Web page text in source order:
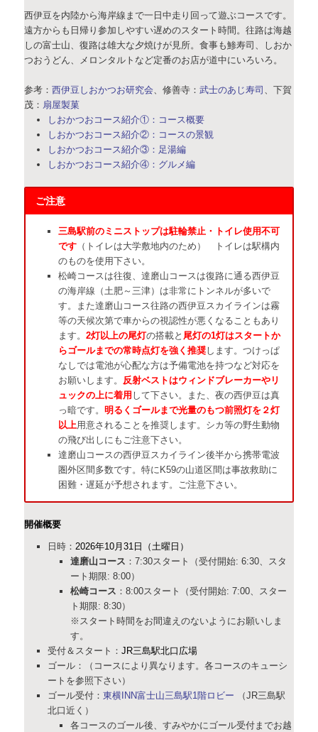
西伊豆を内陸から海岸線まで一日中走り回って遊ぶコースです。
遠方からも日帰り参加しやすい遅めのスタート時間。往路は海越
しの富士山、復路は雄大な夕焼けが見所。食事も鯵寿司、しおか
つおうどん、メロンタルトなど定番のお店が道中にいろいろ。
参考：西伊豆しおかつお研究会 、修善寺：武士のあじ寿司
、下賀
茂： 扇屋製菓
しおかつおコース紹介①：コース概要
しおかつおコース紹介②：コースの景観
しおかつおコース紹介③：足湯編
しおかつおコース紹介④：グルメ編
ご注意
三島駅前のミニストップは駐輪禁止・トイレ使用不可
です（トイレは大学敷地内のため） トイレは駅構内
のものを使用下さい。
松崎コースは往復、達磨山コースは復路に通る西伊豆
の海岸線（土肥～三津）は非常にトンネルが多いで
す。また達磨山コース往路の西伊豆スカイラインは霧
等の天候次第で車からの視認性が悪くなることもあり
ます。 2灯以上の尾灯の搭載と 尾灯の1灯はスタートか
らゴールまでの常時点灯を強く推奨します。つけっぱ
なしでは電池が心配な方は予備電池を持つなど対応を
お願いします。 反射ベストはウィンドブレーカーやリ
ュックの上に着用 して下さい。また、夜の西伊豆は真
っ暗です。 明るくゴールまで光量のもつ前照灯を２灯
以上用意されることを推奨します。シカ等の野生動物
の飛び出しにもご注意下さい。
達磨山コースの西伊豆スカイライン後半から携帯電波
圏外区間多数です。特にK59の山道区間は事故救助に
困難・遅延が予想されます。ご注意下さい。
開催概要
日時： 2026年10月31日（土曜日）
達磨山コース ：7:30スタート（受付開始: 6:30、スタ
ート期限: 8:00）
松崎コース ：8:00スタート（受付開始: 7:00、スター
ト期限: 8:30）
※スタート時間をお間違えのないようにお願いしま
す。
受付＆スタート： JR三島駅北口広場
ゴール：（コースにより異なります。各コースのキューシ
ートを参照下さい）
ゴール受付： 東横INN富士山三島駅1階ロビー （JR三島駅
北口近く）
各コースのゴール後、すみやかにゴール受付までお越